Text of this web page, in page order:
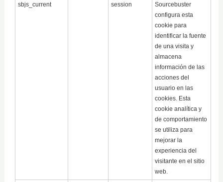
sbjs_current session
Sourcebuster
configura esta
cookie para
identificar la fuente
de una visita y
almacena
información de las
acciones del
usuario en las
cookies. Esta
cookie analítica y
de comportamiento
se utiliza para
mejorar la
experiencia del
visitante en el sitio
web.